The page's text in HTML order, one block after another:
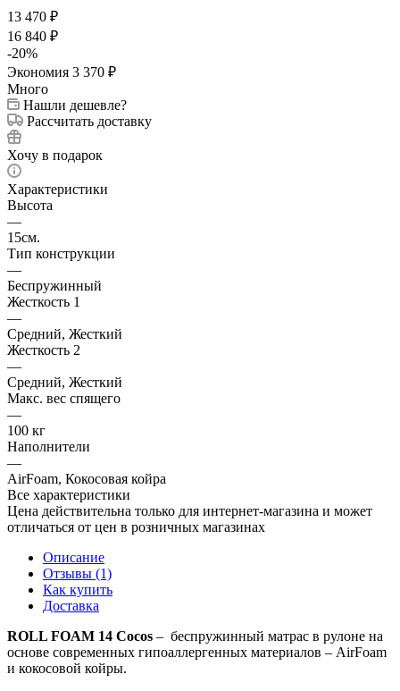
13 470 ₽
16 840 ₽
-20%
Экономия 3 370 ₽
Много
Нашли дешевле?
Рассчитать доставку
Хочу в подарок
Характеристики
Высота
—
15см.
Тип конструкции
—
Беспружинный
Жесткость 1
—
Средний, Жесткий
Жесткость 2
—
Средний, Жесткий
Макс. вес спящего
—
100 кг
Наполнители
—
AirFoam, Кокосовая койра
Все характеристики
Цена действительна только для интернет-магазина и может
отличаться от цен в розничных магазинах
Описание
Отзывы (1)
Как купить
Доставка
ROLL FOAM 14 Cocos – беспружинный матрас в рулоне на
основе современных гипоаллергенных материалов – AirFoam
и кокосовой койры.